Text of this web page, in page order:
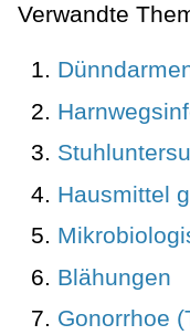
Verwandte
Hausmittel
Blähungen
Gonorrhoe